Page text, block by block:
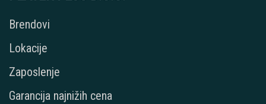
Brendovi
Lokacije
Zaposlenje
Garancija najnižih cena